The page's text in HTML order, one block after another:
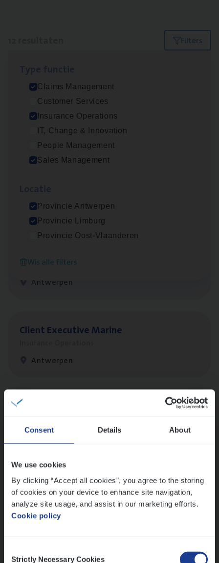
Consent Details About
We use cookies
By clicking “Accept all cookies”, you agree to the storing
of cookies on your device to enhance site navigation,
analyze site usage, and assist in our marketing efforts.
Cookie policy
Selection
Strictly Necessary Cookies
Filters
Claims Management
Customer Services
Insurance Operations
IT, Change & Innovation
People Management
Sales Management
Provincie Antwerpen
Provincie Limburg
Provincie Oost-Vlaanderen
Wis alle filters
Advisor/​Configuratie ana­lyst Part­ner in
Benefits
Insurance Operations
Beveren
Antwerpen
Claims Management
Antwerpen
Client Exe­cu­ti­ve Marine
Antwerpen
Cor­po­ra­te Insu­ran­ce Bro­ker Property
Dos­sier­be­heer­der Gewaar­borgd Inkomen
Insurance Operations
Antwerpen